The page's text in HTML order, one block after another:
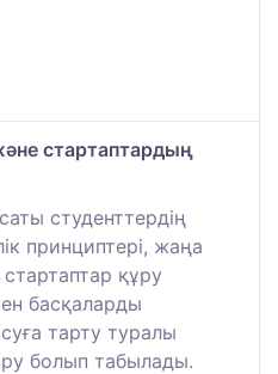
және стартаптардың
студенттердің
принциптері, жаңа
құру
басқаларды
тарту туралы
болып табылады.